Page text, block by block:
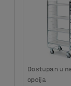
Dostupan u
opcija